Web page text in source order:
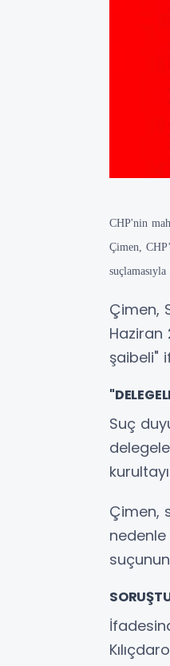
CHP'nin
Çimen,
Çimen,
Haziran
şaibeli"
Suç
Çimen,